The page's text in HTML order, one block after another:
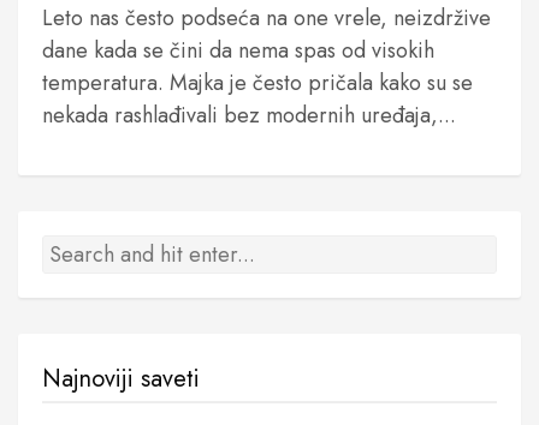
Leto nas često podseća na one vrele, neizdržive
dane kada se čini da nema spas od visokih
temperatura. Majka je često pričala kako su se
nekada rashlađivali bez modernih uređaja,...
Najnoviji saveti